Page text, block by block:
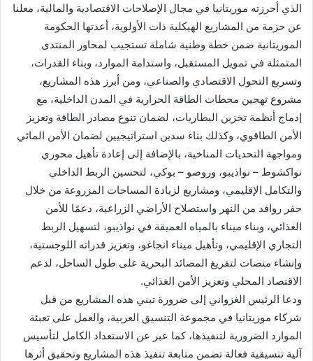
الذي أحرزته موريتانيا في مجال الإصلاحات الاقتصادية والمالية، معلنا
عن حزمة من المشاريع الهيكلية ذات الأولوية، أعدتها الحكومة
الموريتانية ضمن خطة وطنية شاملة تستجيب لمحاور المنتدى
المتمثلة في تمويل المستقبل، واستدامة الموارد، وبناء القدرات،
وتسريع التحول الاقتصادي والصناعي، ومن أبرز هذه المشاريع،
مشروع تهجين محطات الطاقة الحرارية في المدن الداخلية، مع
إدماج أنظمة تخزين البطاريات، لضمان تنوع مصادر الطاقة وتعزيز
الأمن الطاقوي، وكذلك بناء سدين استراتيجيين لضمان الأمن المائي
ومواجهة التحديات المناخية، بالإضافة إلى إعادة تأهيل محوري
نواكشوط – نواذيبو، وروصو – بوكي، لتحسين الربط الداخلي
والتكامل الإقليمي، ومشاريع لزيادة المساحات المزروعة من خلال
حفر روافد من النهر واستصلاح الأراضي الزراعية، دعمًا للأمن
الغذائي، وبناء ميناء بالمياه العميقة في نواذيبو، لتسهيل الربط
التجاري الإقليمي، وتأهيل ميناء انجاغو، وتعزيز قدراته اللوجستية،
وإنشاء منصات لتفريغ المصائد البحرية على طول الساحل، لدعم
الاقتصاد المحلي وتعزيز الأمن الغذائي.
ودعا الرئيس الغزواني إلى ضرورة تبني هذه المشاريع من قبل
شركاء موريتانيا في مجموعة التنسيق العربية، والعمل على تعبئة
الموارد الضرورية لتنفيذها، كما عبر عن الاستعداد الكامل لتأسيس
آلية تنسيقية فعالة تضمن متابعة تنفيذ هذه المشاريع وتحقيق أثرها